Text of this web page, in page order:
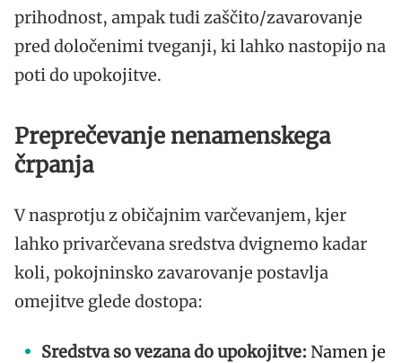
prihodnost, ampak tudi zaščito/zavarovanje
pred določenimi tveganji, ki lahko nastopijo na
poti do upokojitve.
Preprečevanje nenamenskega
črpanja
V nasprotju z običajnim varčevanjem, kjer
lahko privarčevana sredstva dvignemo kadar
koli, pokojninsko zavarovanje postavlja
omejitve glede dostopa:
Sredstva so vezana do upokojitve: Namen je